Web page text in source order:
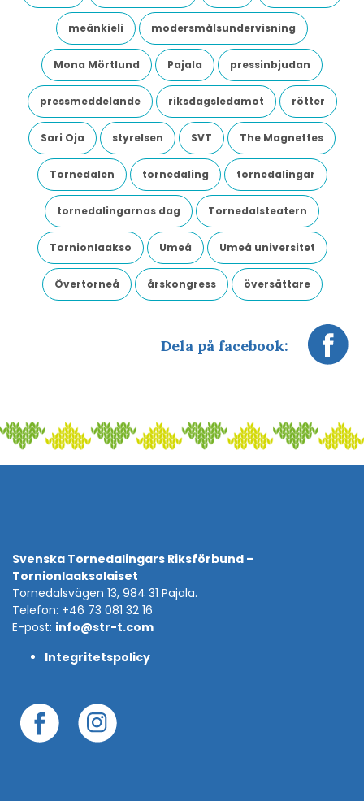
meänkieli modersmålsundervisning
Mona Mörtlund Pajala pressinbjudan
pressmeddelande riksdagsledamot rötter
Sari Oja styrelsen SVT The Magnettes
Tornedalen tornedaling tornedalingar
tornedalingarnas dag Tornedalsteatern
Tornionlaakso Umeå Umeå universitet
Övertorneå årskongress översättare
Dela på facebook:
Svenska Tornedalingars Riksförbund –
Tornionlaaksolaiset
Tornedalsvägen 13, 984 31 Pajala.
Telefon: +46 73 081 32 16
E-post: info@str-t.com
Integritetspolicy